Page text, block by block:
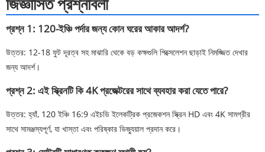
প্রশ্ন 1: 120-ইঞ্চি পর্দার জন্য কোন ঘরের আকার আদর্শ?
উত্তর: 12-18 ফুট দূরত্ব সহ মাঝারি থেকে বড় কক্ষগুলি পিক্সেলেশন ছাড়াই নিমজ্জিত দেখার
জন্য আদর্শ।
প্রশ্ন 2: এই স্ক্রিনটি কি 4K প্রজেক্টরের সাথে ব্যবহার করা যেতে পারে?
উত্তর: হ্যাঁ, 120 ইঞ্চি 16:9 এইচডি ইলেকট্রিক প্রজেকশন স্ক্রিন HD এবং 4K সামগ্রীর
সাথে সামঞ্জস্যপূর্ণ, যা খাস্তা এবং পরিষ্কার ভিজ্যুয়াল প্রদান করে।